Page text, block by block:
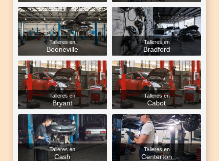
Talleres en
Booneville
Talleres en
Bradford
Talleres en
Bryant
Talleres en
Cabot
Talleres en
Cash
Talleres en
Centerton